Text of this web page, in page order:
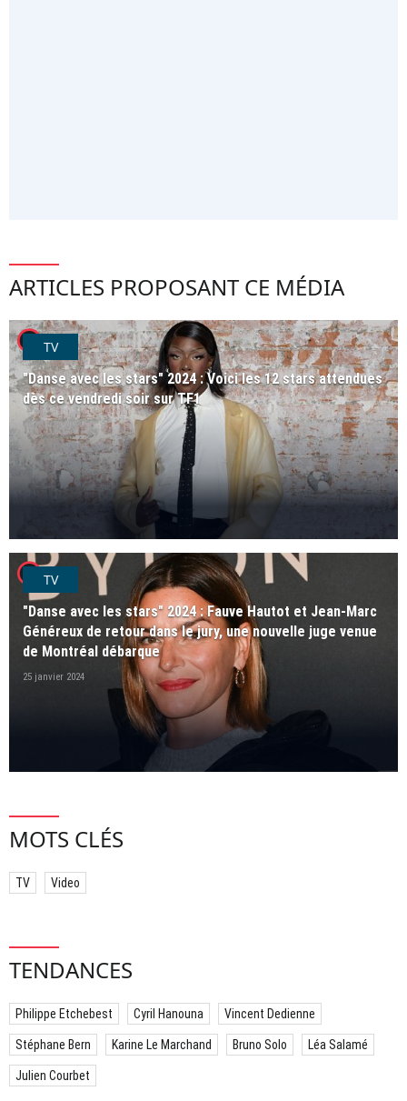
ARTICLES PROPOSANT CE MÉDIA
player2TV
"Danse avec les stars" 2024 : Voici les 12 stars attendues
dès ce vendredi soir sur TF1
16 février 2024
player2TV
"Danse avec les stars" 2024 : Fauve Hautot et Jean-Marc
Généreux de retour dans le jury, une nouvelle juge venue
de Montréal débarque
25 janvier 2024
MOTS CLÉS
TV Video
TENDANCES
Philippe Etchebest Cyril Hanouna Vincent Dedienne
Stéphane Bern Karine Le Marchand Bruno Solo Léa Salamé
Julien Courbet